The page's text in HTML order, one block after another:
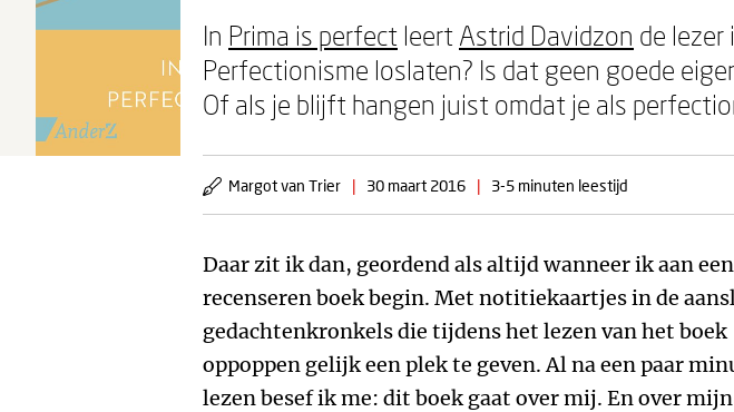
In Prima is perfect leert Astrid Davidzon de
Perfectionisme loslaten? Is dat geen goede
Of als je blijft hangen juist omdat je als
Margot van Trier | 30 maart 2016 | 3-5 minuten leestijd
Daar zit ik dan, geordend als altijd wanneer ik aan
recenseren boek begin. Met notitiekaartjes in de
gedachtenkronkels die tijdens het lezen van het boek
oppoppen gelijk een plek te geven. Al na een paar
lezen besef ik me: dit boek gaat over mij. En over